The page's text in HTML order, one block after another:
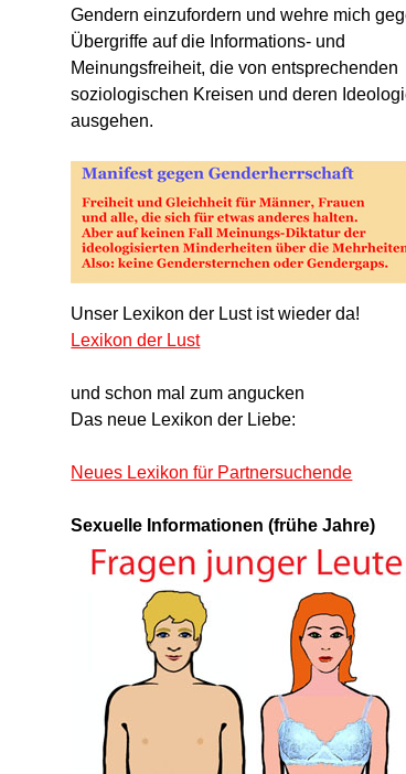
Gendern einzufordern und wehre mich
Übergriffe auf die Informations- und
Meinungsfreiheit, die von entsprechenden
soziologischen Kreisen und deren
ausgehen.
Unser Lexikon der Lust ist wieder da!
Lexikon der Lust
und schon mal zum angucken
Das neue Lexikon der Liebe:
Neues Lexikon für Partnersuchende
Sexuelle Informationen (frühe Jahre)